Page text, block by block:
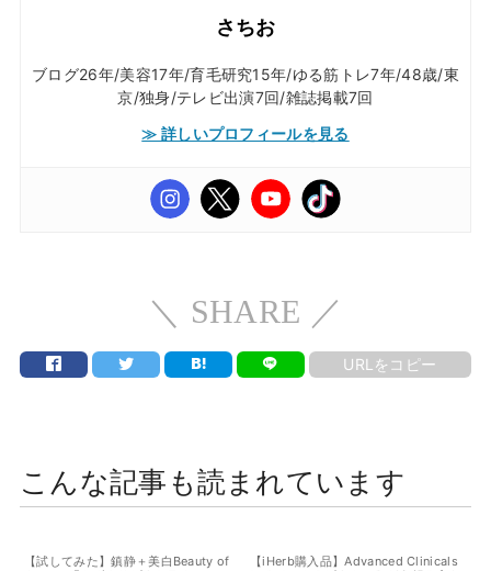
さちお
ブログ26年/美容17年/育毛研究15年/ゆる筋トレ7年/48歳/東
京/独身/テレビ出演7回/雑誌掲載7回
≫ 詳しいプロフィールを見る
＼ SHARE ／
URLをコピー
こんな記事も読まれています
【試してみた】鎮静＋美白Beauty of
【iHerb購入品】Advanced Clinicals